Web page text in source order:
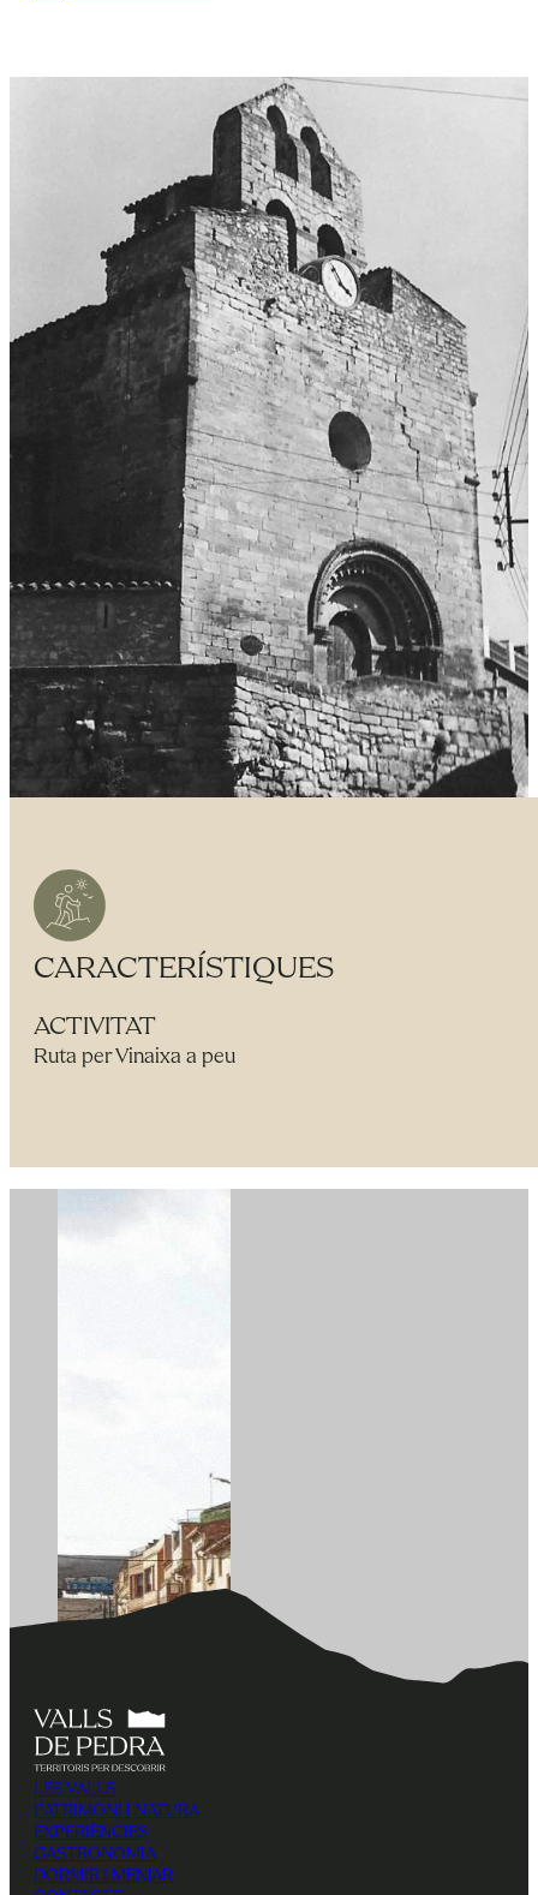
CARACTERÍSTIQUES
ACTIVITAT
Ruta per Vinaixa a peu
LES VALLS
PATRIMONI I NATURA
EXPERIÈNCIES
GASTRONOMIA
DORMIR I MENJAR